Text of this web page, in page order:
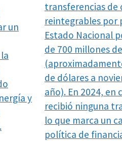
un
y
transferencias de
reintegrables por
Estado Nacional
de 700 millones
de dólares a
año). En 2024, en
recibió ninguna
lo que marca un
política de